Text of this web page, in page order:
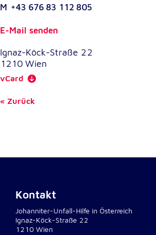
M +43 676 83 112 805
E-Mail senden
Ignaz-Köck-Straße 22
1210 Wien
vCard
Zurück
Kontakt
Johanniter-Unfall-Hilfe in Österreich
Ignaz-Köck-Straße 22
1210 Wien